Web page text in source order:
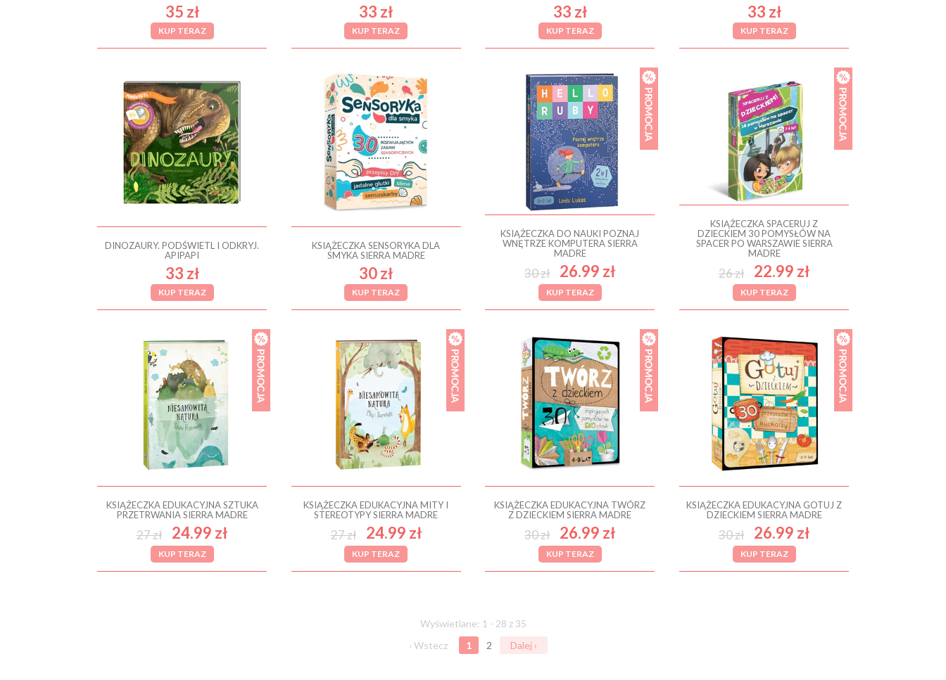
35 zł
KUP TERAZ
33 zł
KUP TERAZ
33 zł
KUP TERAZ
33 zł
KUP TERAZ
DINOZAURY. PODŚWIETL I ODKRYJ.
APIPAPI
33 zł
KUP TERAZ
KSIĄŻECZKA SENSORYKA DLA
SMYKA SIERRA MADRE
30 zł
KUP TERAZ
KSIĄŻECZKA DO NAUKI POZNAJ
WNĘTRZE KOMPUTERA SIERRA
MADRE
30 zł 26.99 zł
KUP TERAZ
KSIĄŻECZKA SPACERUJ Z
DZIECKIEM 30 POMYSŁÓW NA
SPACER PO WARSZAWIE SIERRA
MADRE
26 zł 22.99 zł
KUP TERAZ
KSIĄŻECZKA EDUKACYJNA SZTUKA
PRZETRWANIA SIERRA MADRE
27 zł 24.99 zł
KUP TERAZ
KSIĄŻECZKA EDUKACYJNA MITY I
STEREOTYPY SIERRA MADRE
27 zł 24.99 zł
KUP TERAZ
KSIĄŻECZKA EDUKACYJNA TWÓRZ
Z DZIECKIEM SIERRA MADRE
30 zł 26.99 zł
KUP TERAZ
KSIĄŻECZKA EDUKACYJNA GOTUJ Z
DZIECKIEM SIERRA MADRE
30 zł 26.99 zł
KUP TERAZ
Wyświetlane: 1 - 28 z 35
‹ Wstecz
1 2 Dalej ›